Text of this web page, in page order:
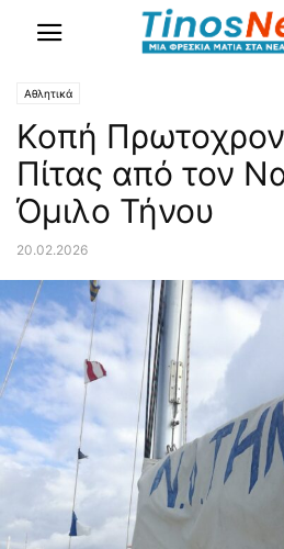
Αθλητικά
Κοπή
Πίτας από τον
Όμιλο Τήνου
20.02.2026